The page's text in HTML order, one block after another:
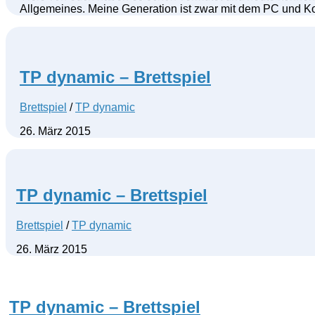
Allgemeines. Meine Generation ist zwar mit dem PC und
TP dynamic – Brettspiel
Brettspiel /TP dynamic
26. März 2015
TP dynamic – Brettspiel
Brettspiel /TP dynamic
26. März 2015
TP dynamic – Brettspiel